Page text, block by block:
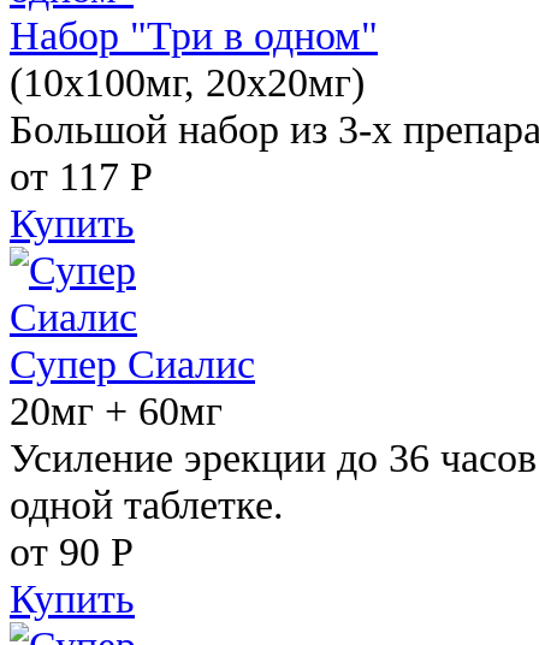
Набор "Три в одном"
(10x100мг, 20x20мг)
Большой набор из 3-х
от 117 Р
Купить
Супер Сиалис
20мг + 60мг
Усиление эрекции до 36
одной таблетке.
от 90 Р
Купить